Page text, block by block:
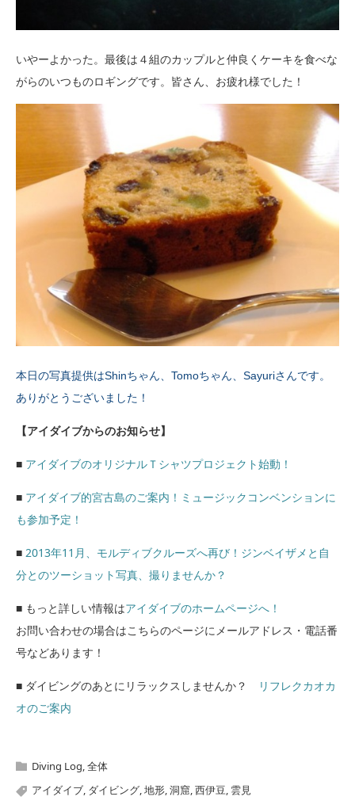
いやーよかった。最後は４組のカップルと仲良くケーキを食べな
がらのいつものロギングです。皆さん、お疲れ様でした！
本日の写真提供はShinちゃん、Tomoちゃん、Sayuriさんです。
ありがとうございました！
【アイダイブからのお知らせ】
■ アイダイブのオリジナルＴシャツプロジェクト始動！
■ アイダイブ的宮古島のご案内！ミュージックコンベンションに
も参加予定！
■ 2013年11月、モルディブクルーズへ再び！ジンベイザメと自
分とのツーショット写真、撮りませんか？
■ もっと詳しい情報はアイダイブのホームページへ！
お問い合わせの場合はこちらのページにメールアドレス・電話番
号などあります！
■ ダイビングのあとにリラックスしませんか？
リフレクカオカ
オのご案内
Diving Log,全体
アイダイブ, ダイビング,地形,洞窟,西伊豆, 雲見